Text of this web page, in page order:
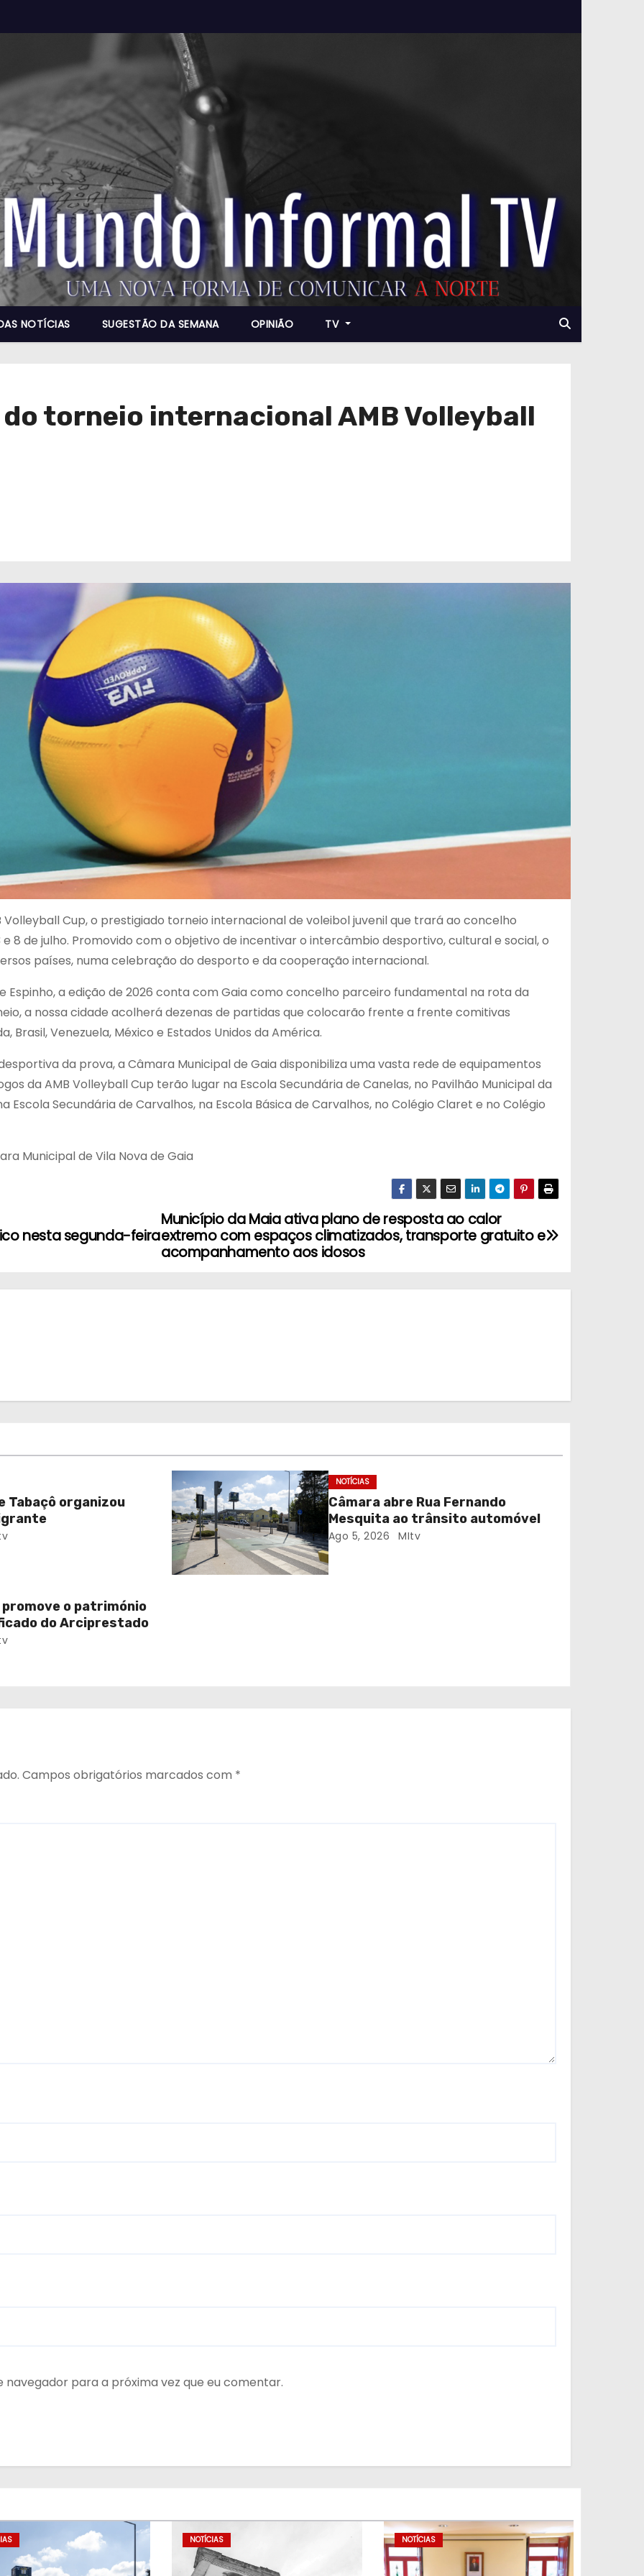
NOTÍCIAS SUGESTÃO DA SEMANA OPINIÃO TV
torneio internacional AMB Volleyball
Volleyball Cup, o prestigiado torneio internacional de voleibol juvenil que trará ao concelho
8 de julho. Promovido com o objetivo de incentivar o intercâmbio desportivo, cultural e social, o
países, numa celebração do desporto e da cooperação internacional.
Espinho, a edição de 2026 conta com Gaia como concelho parceiro fundamental na rota da
a nossa cidade acolherá dezenas de partidas que colocarão frente a frente comitivas
Brasil, Venezuela, México e Estados Unidos da América.
da prova, a Câmara Municipal de Gaia disponibiliza uma vasta rede de equipamentos
da AMB Volleyball Cup terão lugar na Escola Secundária de Canelas, no Pavilhão Municipal da
Escola Secundária de Carvalhos, na Escola Básica de Carvalhos, no Colégio Claret e no Colégio
Municipal de Vila Nova de Gaia
Município da Maia ativa plano de resposta ao calor
extremo com espaços climatizados, transporte gratuito e
acompanhamento aos idosos
nesta segunda-feira
Tabaçô organizou
NOTÍCIAS
Câmara abre Rua Fernando
Mesquita ao trânsito automóvel
Ago 5, 2026 MItv
promove o património
do Arciprestado
Campos obrigatórios marcados com *
para a próxima vez que eu comentar.
NOTÍCIAS NOTÍCIAS